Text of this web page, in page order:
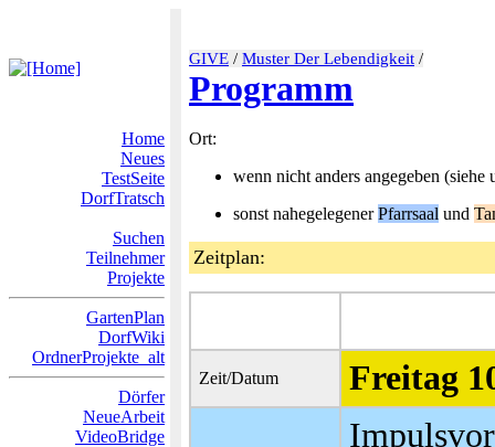
GIVE / Muster Der Lebendigkeit /
Programm
Home
Neues
TestSeite
DorfTratsch
Suchen
Teilnehmer
Projekte
GartenPlan
DorfWiki
OrdnerProjekte_alt
Dörfer
NeueArbeit
VideoBridge
Ort:
wenn nicht anders angegeben (siehe
sonst nahegelegenerPfarrsaal und
Zeitplan:
Zeit/Datum Freitag